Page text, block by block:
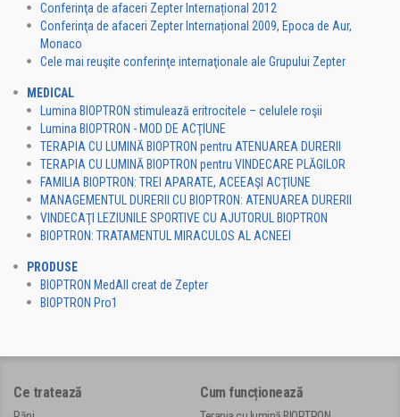
Conferinţa de afaceri Zepter Internațional 2012
Conferinţa de afaceri Zepter Internațional 2009, Epoca de Aur,
Monaco
Cele mai reuşite conferinţe internaţionale ale Grupului Zepter
MEDICAL
Lumina BIOPTRON stimulează eritrocitele – celulele roşii
Lumina BIOPTRON - MOD DE ACŢIUNE
TERAPIA CU LUMINĂ BIOPTRON pentru ATENUAREA DURERII
TERAPIA CU LUMINĂ BIOPTRON pentru VINDECARE PLĂGILOR
FAMILIA BIOPTRON: TREI APARATE, ACEEAŞI ACŢIUNE
MANAGEMENTUL DURERII CU BIOPTRON: ATENUAREA DURERII
VINDECAŢI LEZIUNILE SPORTIVE CU AJUTORUL BIOPTRON
BIOPTRON: TRATAMENTUL MIRACULOS AL ACNEEI
PRODUSE
BIOPTRON MedAll creat de Zepter
BIOPTRON Pro1
Ce tratează Cum funcționează